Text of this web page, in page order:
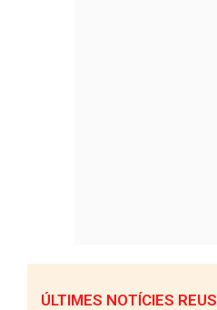
ÚLTIMES NOTÍCIES REUS